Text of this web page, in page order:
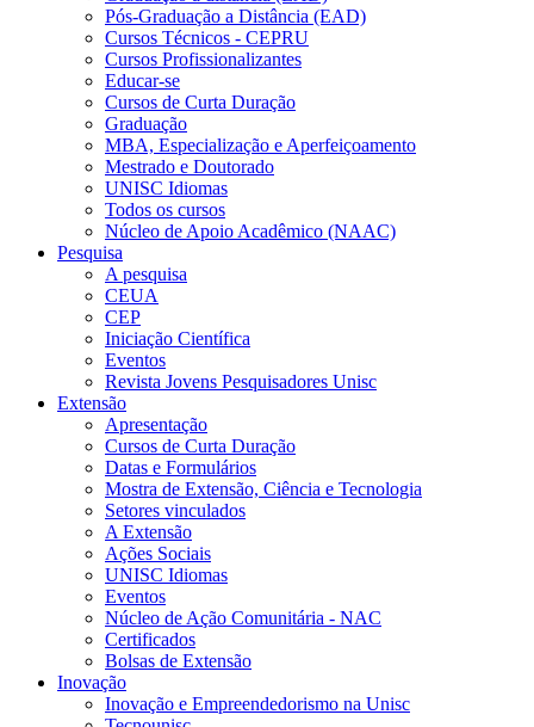
Pós-Graduação a Distância (EAD)
Cursos Técnicos - CEPRU
Cursos Profissionalizantes
Educar-se
Cursos de Curta Duração
Graduação
MBA, Especialização e Aperfeiçoamento
Mestrado e Doutorado
UNISC Idiomas
Todos os cursos
Núcleo de Apoio Acadêmico (NAAC)
Pesquisa
A pesquisa
CEUA
CEP
Iniciação Científica
Eventos
Revista Jovens Pesquisadores Unisc
Extensão
Apresentação
Cursos de Curta Duração
Datas e Formulários
Mostra de Extensão, Ciência e Tecnologia
Setores vinculados
A Extensão
Ações Sociais
UNISC Idiomas
Eventos
Núcleo de Ação Comunitária - NAC
Certificados
Bolsas de Extensão
Inovação
Inovação e Empreendedorismo na Unisc